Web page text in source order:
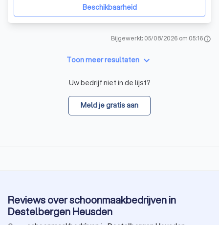
Beschikbaarheid
Bijgewerkt: 05/08/2026 om 05:16info
Toon meer resultaten keyboard_arrow_down
Uw bedrijf niet in de lijst?
Meld je gratis aan
Reviews over schoonmaakbedrijven in
Destelbergen Heusden